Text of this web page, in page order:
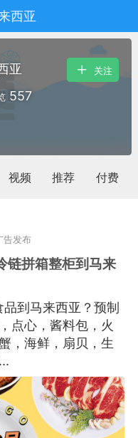
西亚
到有奖
亚
557
关注
视频 推荐 付费
告发布
链拼箱整柜到马来
到马来西亚？预制
点心，酱料包，火
，海鲜，扇贝，生